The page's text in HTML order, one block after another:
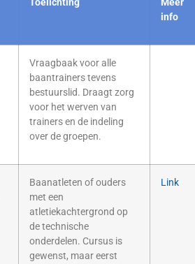
Toelichting
Meer
info
Vraagbaak voor alle
baantrainers tevens
bestuurslid. Draagt zorg
voor het werven van
trainers en de indeling
over de groepen.
Baanatleten of ouders
met een
atletiekachtergrond op
de technische
onderdelen. Cursus is
gewenst, maar eerst
Link